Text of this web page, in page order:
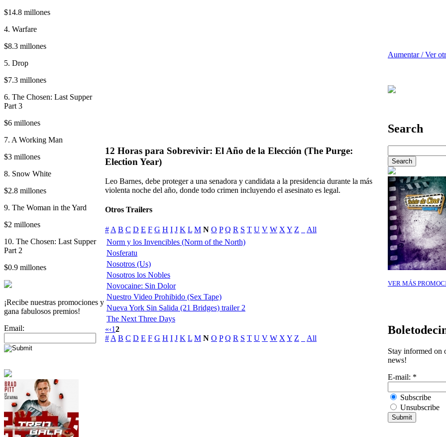
$14.8 millones
4. Warfare
$8.3 millones
5. Drop
$7.3 millones
6. The Chosen: Last Supper
Part 3
$6 millones
7. A Working Man
$3 millones
8. Snow White
$2.8 millones
9. The Woman in the Yard
$2 millones
10. The Chosen: Last Supper
Part 2
$0.9 millones
¡Recibe nuestras promociones y
gana fabulosos premios!
Email:
12 Horas para Sobrevivir: El Año de la Elección (The Purge:
Election Year)
Leo Barnes, debe proteger a una senadora y candidata a la presidencia durante la más
violenta noche del año, donde todo crimen incluyendo el asesinato es legal.
Otros Trailers
# A B C D E F G H I J K L M N O P Q R S T U V W X Y Z
All
Norm y los Invencibles (Norm of the North)
Nosferatu
Nosotros (Us)
Nosotros los Nobles
Novocaine: Sin Dolor
Nuestro Video Prohibido (Sex Tape)
Nueva York Sin Salida (21 Bridges) trailer 2
The Next Three Days
«‹12
# A B C D E F G H I J K L M N O P Q R S T U V W X Y Z All
Aumentar / Ver
Search
VER MÁS
Stay informed on
news!
E-mail: *
Subscribe
Unsubscribe